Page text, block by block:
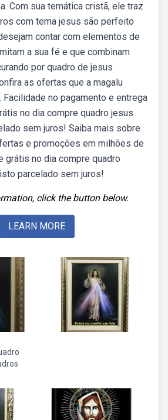
Com sua temática cristã, ele traz
com tema jesus são perfeito
contar com elementos de
a sua fé e que combinam
por quadro de jesus
as ofertas que a magalu
Facilidade no pagamento e entrega
no dia compre quadro jesus
sem juros! Saiba mais sobre
e promoções em milhões de
grátis no dia compre quadro
parcelado sem juros!
click the button below.
LEARN MORE